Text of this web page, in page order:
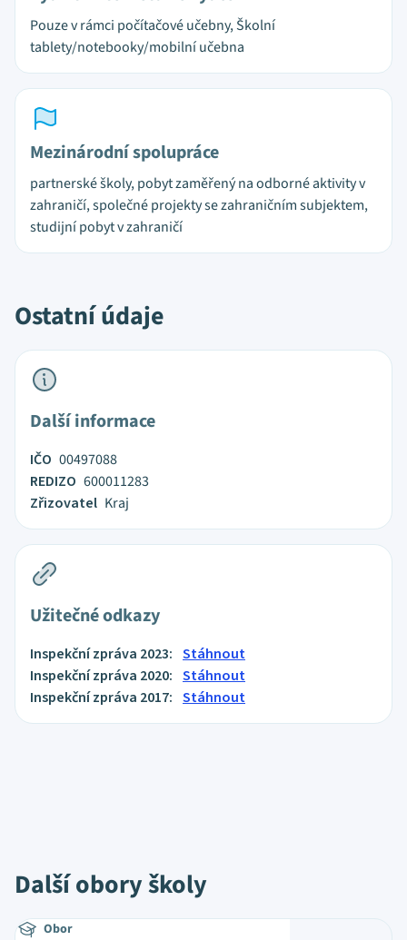
Pouze v rámci počítačové učebny, Školní
tablety/notebooky/mobilní učebna
Mezinárodní spolupráce
partnerské školy, pobyt zaměřený na odborné aktivity v
zahraničí, společné projekty se zahraničním subjektem,
studijní pobyt v zahraničí
Ostatní údaje
Další informace
IČO 00497088
REDIZO 600011283
Zřizovatel Kraj
Užitečné odkazy
Inspekční zpráva 2023: Stáhnout
Inspekční zpráva 2020: Stáhnout
Inspekční zpráva 2017: Stáhnout
Další obory školy
Obor